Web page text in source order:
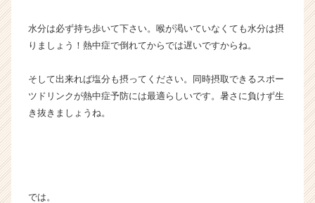
水分は必ず持ち歩いて下さい。喉が渇いていなくても水分は摂
りましょう！熱中症で倒れてからでは遅いですからね。
そして出来れば塩分も摂ってください。同時摂取できるスポー
ツドリンクが熱中症予防には最適らしいです。暑さに負けず生
き抜きましょうね。
では。